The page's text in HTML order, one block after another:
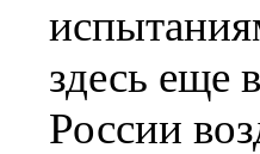
здесь еще
России